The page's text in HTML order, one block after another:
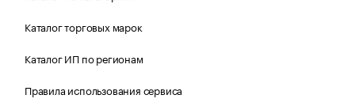
Каталог торговых марок
Каталог ИП по регионам
Правила использования сервиса